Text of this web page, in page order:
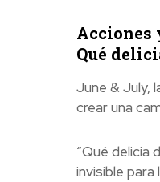
Acciones
Qué
June & July,
crear una
“Qué delicia
invisible para